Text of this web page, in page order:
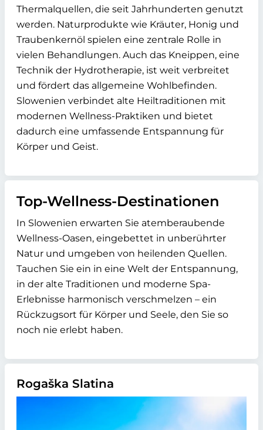
Thermalquellen, die seit Jahrhunderten genutzt
werden. Naturprodukte wie Kräuter, Honig und
Traubenkernöl spielen eine zentrale Rolle in
vielen Behandlungen. Auch das Kneippen, eine
Technik der Hydrotherapie, ist weit verbreitet
und fördert das allgemeine Wohlbefinden.
Slowenien verbindet alte Heiltraditionen mit
modernen Wellness-Praktiken und bietet
dadurch eine umfassende Entspannung für
Körper und Geist.
Top-Wellness-Destinationen
In Slowenien erwarten Sie atemberaubende
Wellness-Oasen, eingebettet in unberührter
Natur und umgeben von heilenden Quellen.
Tauchen Sie ein in eine Welt der Entspannung,
in der alte Traditionen und moderne Spa-
Erlebnisse harmonisch verschmelzen – ein
Rückzugsort für Körper und Seele, den Sie so
noch nie erlebt haben.
Rogaška Slatina